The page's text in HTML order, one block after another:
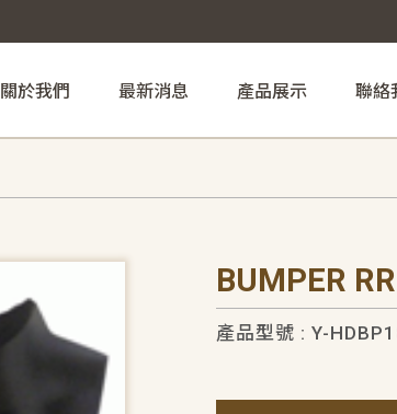
關於我們 最新消息 產品展示 聯絡
BUMPER
產品型號 : Y-